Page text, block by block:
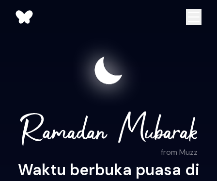
from Muzz
Waktu berbuka puasa di